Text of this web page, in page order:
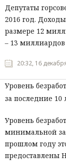
Депутаты
2016 год.
размере 12
– 13
20:32, 16
Уровень
за последние 10
Уровень
минимальной за
прошлом году
предоставлены